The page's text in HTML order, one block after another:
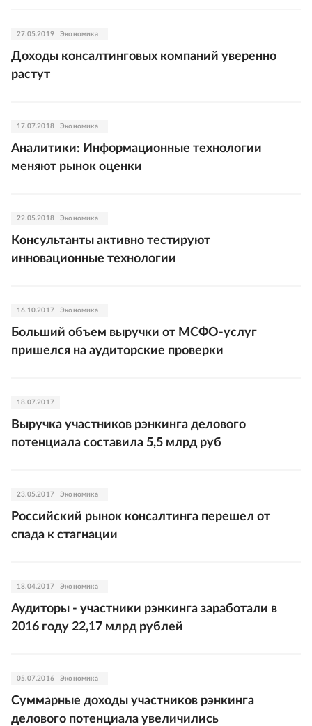
27.05.2019 Экономика
Доходы консалтинговых компаний уверенно
растут
17.07.2018 Экономика
Аналитики: Информационные технологии
меняют рынок оценки
22.05.2018 Экономика
Консультанты активно тестируют
инновационные технологии
16.10.2017 Экономика
Больший объем выручки от МСФО-услуг
пришелся на аудиторские проверки
18.07.2017
Выручка участников рэнкинга делового
потенциала составила 5,5 млрд руб
23.05.2017 Экономика
Российский рынок консалтинга перешел от
спада к стагнации
18.04.2017 Экономика
Аудиторы - участники рэнкинга заработали в
2016 году 22,17 млрд рублей
05.07.2016 Экономика
Суммарные доходы участников рэнкинга
делового потенциала увеличились